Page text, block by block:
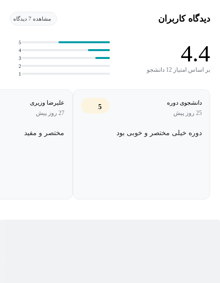
یا بدتر از اون، شما مسیر یادگیری رو شروع می‌کنین و به سرعت
مفاهیم،دستورات و نکات ظریفی رو کشف می‌کنین که توضیح داده
نشدن. این نوع تجربه ناامید کننده‌ست و شما رو با سوالات بیش‌تری
باقی می‌گذاره. لینوکس برای مبتدیان هیچ ایده‌ای از پیشینه یا دانش شما
از لینوکس نداره.
یک رویکرد منطقی و سیستماتیک قدم به قدم هدایت می‌شین. از
می‌شین به زبان ساده براتون توضیح داده می‌شه و درک اون برای همه
دیدگاه کاربران مشاهده 7 دیدگاه
4.4
بر اساس امتیاز 12 دانشجو
1
2
3
4
5
دانشجوی دوره
25 روز پیش
5
دوره خیلی مختصر و خوبی بود
علیرضا وزیری
27 روز پیش
مختصر و مفید